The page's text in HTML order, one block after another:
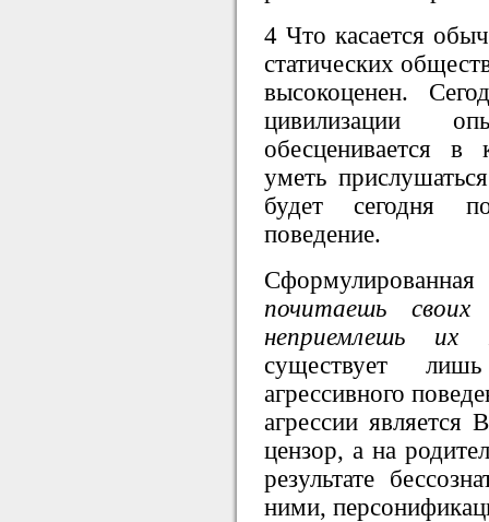
4 Что касается
статических
высокоценен.
цивилизации
обесценивается
уметь
будет сегодня
поведение.
почитаешь
неприемлешь их
существует
агрессивного
агрессии
цензор, а на
результате
ними,